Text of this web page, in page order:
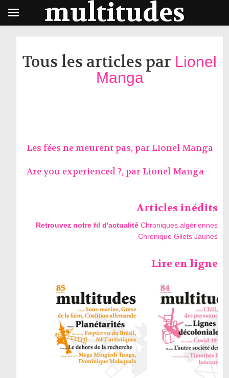
Tous les articles par Lionel
Manga
Les fées ne meurent pas, par Lionel Manga
Are you experienced ?, par Lionel Manga
Articles inédits
Retrouvez notre fil d'actualité Chroniques algériennes
Chronique Gilets Jaunes
Lire en ligne
multitudes